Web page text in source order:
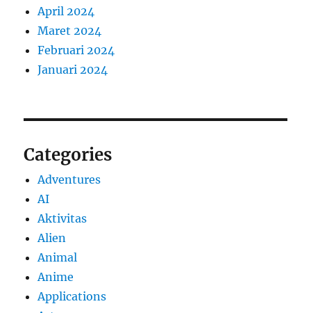
April 2024
Maret 2024
Februari 2024
Januari 2024
Categories
Adventures
AI
Aktivitas
Alien
Animal
Anime
Applications